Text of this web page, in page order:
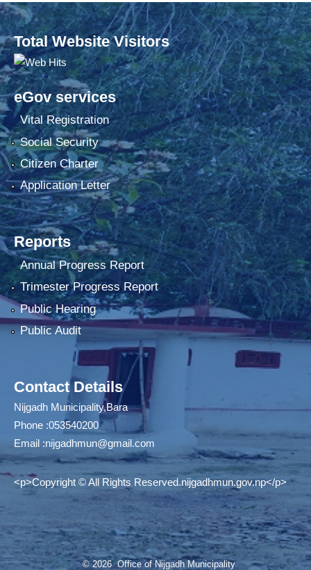
Total Website Visitors
eGov services
Vital Registration
Social Security
Citizen Charter
Application Letter
Reports
Annual Progress Report
Trimester Progress Report
Public Hearing
Public Audit
Contact Details
Nijgadh Municipality,Bara
Phone :053540200
Email :nijgadhmun@gmail.com
<p>Copyright © All Rights Reserved.nijgadhmun.gov.np</p>
© 2026 Office of Nijgadh Municipality